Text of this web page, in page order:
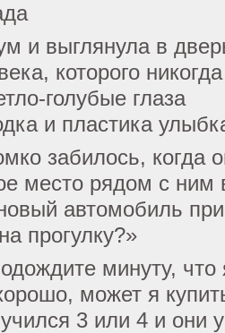
и выглянула в
которого
голубые глаза
и пластика
забилось, когда
место рядом с ним
автомобиль
прогулку?»
минуту, что
может я
3 или 4 и они